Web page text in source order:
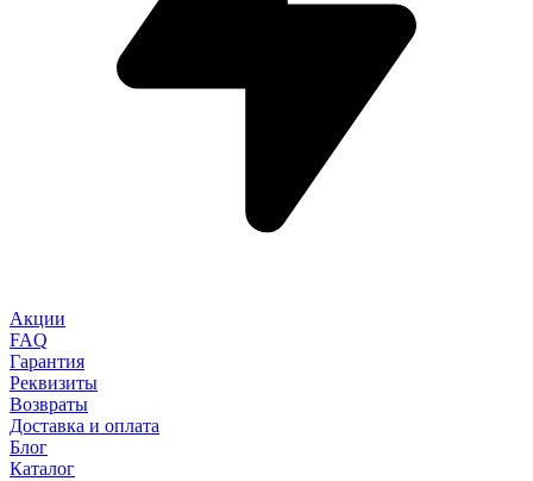
Акции
FAQ
Гарантия
Реквизиты
Возвраты
Доставка и оплата
Блог
Каталог